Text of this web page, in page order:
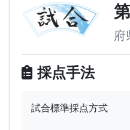
府
採点手法
試合標準採点方式